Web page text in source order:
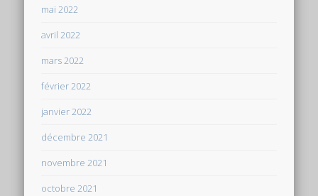
mai 2022
avril 2022
mars 2022
février 2022
janvier 2022
décembre 2021
novembre 2021
octobre 2021